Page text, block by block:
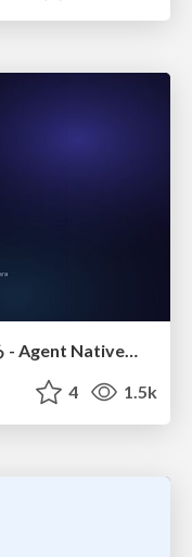
仕様書を書く前にハーネスを作る - Agent Native開発は「探索を速く、判定を固く」
4 1.5k